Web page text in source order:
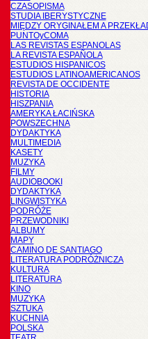
CZASOPISMA
STUDIA IBERYSTYCZNE
MIĘDZY ORYGINAŁEM A
PUNTOyCOMA
LAS REVISTAS ESPANOLAS
LA REVISTA ESPAÑOLA
ESTUDIOS HISPANICOS
ESTUDIOS LATINOAMERICANOS
REVISTA DE OCCIDENTE
HISTORIA
HISZPANIA
AMERYKA ŁACIŃSKA
POWSZECHNA
DYDAKTYKA
MULTIMEDIA
KASETY
MUZYKA
FILMY
AUDIOBOOKI
DYDAKTYKA
LINGWISTYKA
PODRÓŻE
PRZEWODNIKI
ALBUMY
MAPY
CAMINO DE SANTIAGO
LITERATURA PODRÓŻNICZA
KULTURA
LITERATURA
KINO
MUZYKA
SZTUKA
KUCHNIA
POLSKA